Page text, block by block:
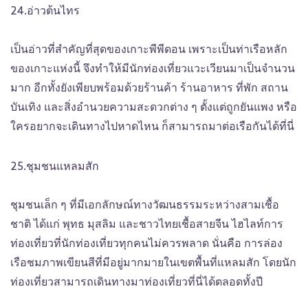
24.อ่าวต้นไทร
เป็นอ่าวที่สำคัญที่สุดของเกาะพีพีดอน เพราะเป็นท่าเรือหลัก
ของเกาะแห่งนี้ จึงทำให้มีนักท่องเที่ยวแวะเวียนมาเป็นจำนวน
มาก อีกทั้งยังเพียบพร้อมด้วยร้านค้า ร้านอาหาร ที่พัก สถาน
บันเทิง และสิ่งอำนวยความสะดวกต่าง ๆ ตั้งแต่ถูกยันแพง หรือ
ใครอยากจะเดินทางไปหาดไหน ก็สามารถมาต่อเรือกันได้ที่นี่
25.ชุมชนแหลมสัก
ชุมชนเล็ก ๆ ที่มีเอกลักษณ์ทางวัฒนธรรมระหว่างสามเชื้อ
ชาติ ได้แก่ พุทธ มุสลิม และชาวไทยเชื้อสายจีน ไฮไลท์การ
ท่องเที่ยวที่นักท่องเที่ยวทุกคนไม่ควรพลาด นั่นคือ การล่อง
เรือชมภาพเขียนสีที่มีอยู่มากมายในเขตพื้นที่แหลมสัก โดยนัก
ท่องเที่ยวสามารถเดินทางมาท่องเที่ยวที่นี่ได้ตลอดทั้งปี